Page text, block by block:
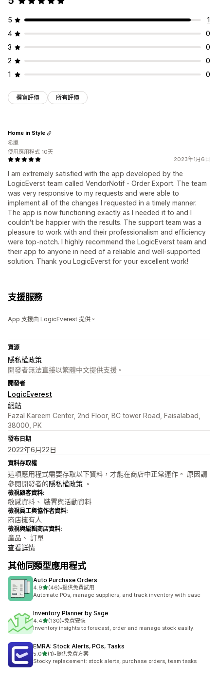
5
1
4
0
3
0
2
0
1
0
撰寫評價 所有評價
2023年1月6日
I am extremely satisfied with the app developed by the
LogicEverst team called VendorNotif ‑ Order Export. The team
was very responsive to my requests and were able to
implement all of the changes I requested in a timely manner.
The app is now functioning exactly as I needed it to and I
couldn't be happier with the results. The support team was a
pleasure to work with and their professionalism and efficiency
were top-notch. I highly recommend the LogicEverst team and
their app to anyone in need of a reliable and well-supported
solution. Thank you LogicEverst for your excellent work!
Home in Style
希臘
使用應用程式 10天
支援服務
App 支援由 LogicEverest 提供。
資源
隱私權政策
開發者無法直接以繁體中文提供支援。
開發者
LogicEverest
網站
Fazal Kareem Center, 2nd Floor, BC tower Road, Faisalabad,
38000, PK
發布日期
2022年6月22日
資料存取權
這項應用程式需要存取以下資料，才能在商店中正常運作。 原因請
參閱開發者的隱私權政策 。
檢視顧客資料:
敏感資料、 裝置與活動資料
檢視員工與協作者資料:
商店擁有人
檢視與編輯商店資料:
產品、 訂單
查看詳情
其他同類型應用程式
Auto Purchase Orders
4.9滿分 5 顆星
(46)
共有 46 則評價
•提供免費試用
Automate POs, manage suppliers, and track inventory with ease
Inventory Planner by Sage
4.4滿分 5 顆星
(130)
共有 130 則評價
•免費安裝
Inventory insights to forecast, order and manage stock easily.
EMRA: Stock Alerts, POs, Tasks
5.0滿分 5 顆星
(1)
共有 1 則評價
•提供免費方案
Stocky replacement: stock alerts, purchase orders, team tasks